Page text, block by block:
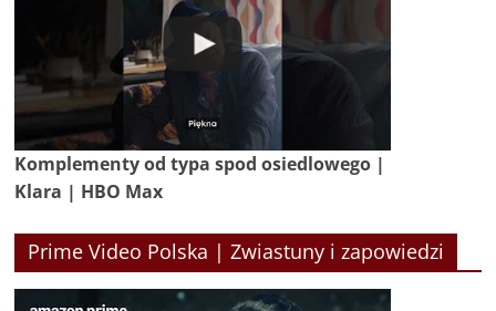
Komplementy od typa spod osiedlowego |
Klara | HBO Max
Prime Video Polska | Zwiastuny i zapowiedzi